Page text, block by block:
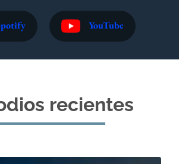
YouTube
recientes